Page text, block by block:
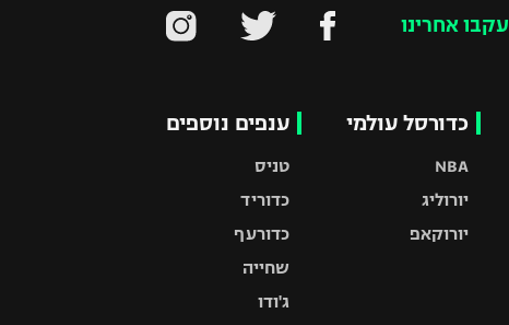
עקבו אחרינו
כדורסל עולמי
NBA
יורוליג
יורוקאפ
ענפים נוספים
טניס
כדוריד
כדורעף
שחייה
ג'ודו